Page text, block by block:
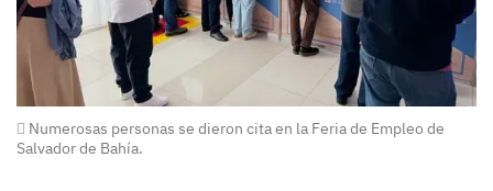
Numerosas personas se dieron cita en la Feria de Empleo de
Salvador de Bahía.